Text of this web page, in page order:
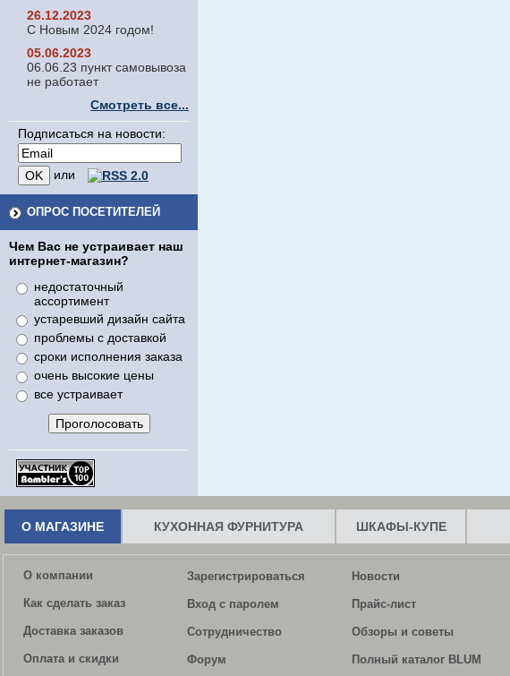
26.12.2023
С Новым 2024 годом!
05.06.2023
06.06.23 пункт самовывоза
не работает
Смотреть все...
Подписаться на новости:
или
ОПРОС ПОСЕТИТЕЛЕЙ
Чем Вас не устраивает наш
интернет-магазин?
недостаточный
ассортимент
устаревший дизайн сайта
проблемы с доставкой
сроки исполнения заказа
очень высокие цены
все устраивает
О МАГАЗИНЕ КУХОННАЯ ФУРНИТУРА ШКАФЫ-КУПЕ
О компании
Как сделать заказ
Доставка заказов
Оплата и скидки
Зарегистрироваться
Вход с паролем
Сотрудничество
Форум
Новости
Прайс-лист
Обзоры и советы
Полный каталог BLUM